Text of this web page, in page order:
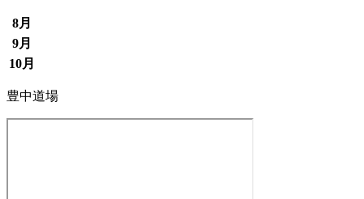
8月
9月
10月
豊中道場